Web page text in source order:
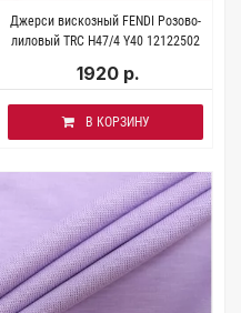
Джерси вискозный FENDI Розово-
лиловый TRC H47/4 Y40 12122502
1920 р.
В КОРЗИНУ